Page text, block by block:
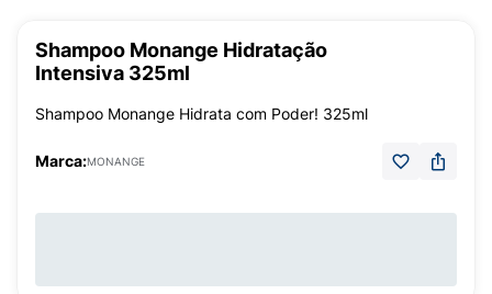
Shampoo Monange Hidratação
Intensiva 325ml
Shampoo Monange Hidrata com Poder! 325ml
Marca:MONANGE